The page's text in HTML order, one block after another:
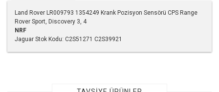
Land Rover LR009793 1354249 Krank Pozisyon Sensörü CPS Range
Rover Sport, Discovery 3, 4
NRF
Jaguar Stok Kodu: C2S51271 C2S39921